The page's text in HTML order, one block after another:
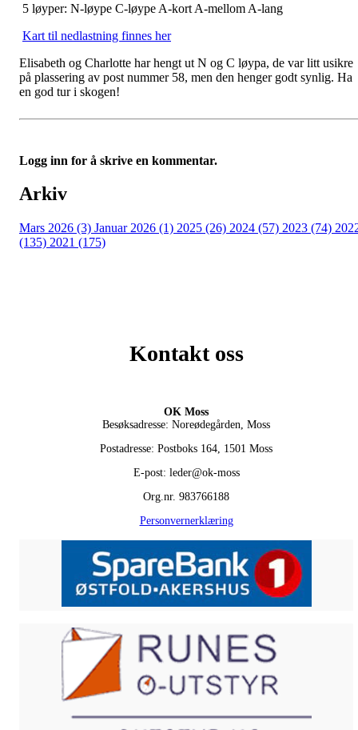
5 løyper: N-løype C-løype A-kort A-mellom A-lang
Kart til nedlastning finnes her
Elisabeth og Charlotte har hengt ut N og C løypa, de var litt usikre
på plassering av post nummer 58, men den henger godt synlig. Ha
en god tur i skogen!
Logg inn for å skrive en kommentar.
Arkiv
Mars 2026 (3) Januar 2026 (1) 2025 (26) 2024 (57) 2023 (74)
(135) 2021 (175)
Kontakt oss
OK Moss
Besøksadresse: Noreødegården, Moss
Postadresse: Postboks 164, 1501 Moss
E-post: leder@ok-moss
Org.nr. 983766188
Personvernerklæring